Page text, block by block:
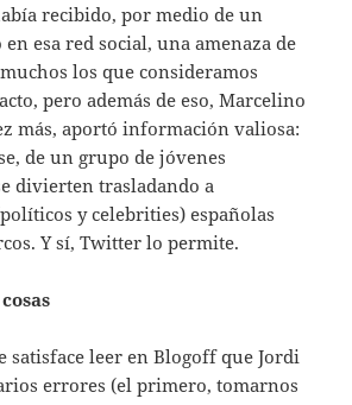
recibido, por medio de un
esa red social, una amenaza de
los que consideramos
pero además de eso, Marcelino
más, aportó información valiosa:
de un grupo de jóvenes
divierten trasladando a
y celebrities) españolas
Y sí, Twitter lo permite.
satisface leer en Blogoff que Jordi
errores (el primero, tomarnos